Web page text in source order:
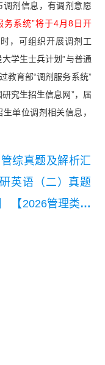
剂信息，有调剂意愿
务系统”将于4月8日开
，可组织开展调剂工
学生士兵计划”与普通
教育部“调剂服务系统”
究生招生信息网”，届
单位调剂相关信息，
综真题及解析汇
英语（二）真题
【2026管理类联